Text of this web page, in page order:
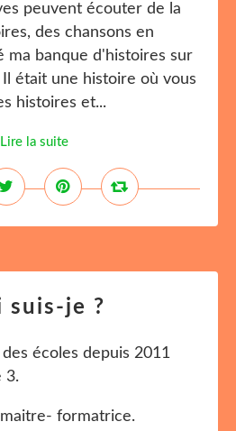
peuvent écouter de la
des chansons en
ma banque d'histoires sur
était une histoire où vous
histoires et...
Lire la suite
suis-je ?
écoles depuis 2011
3.
formatrice.